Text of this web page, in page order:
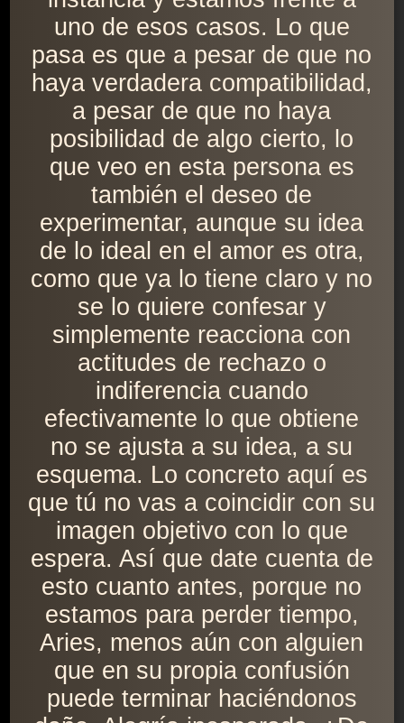
uno de esos casos. Lo que
pasa es que a pesar de que no
haya verdadera compatibilidad,
a pesar de que no haya
posibilidad de algo cierto, lo
que veo en esta persona es
también el deseo de
experimentar, aunque su idea
de lo ideal en el amor es otra,
como que ya lo tiene claro y no
se lo quiere confesar y
simplemente reacciona con
actitudes de rechazo o
indiferencia cuando
efectivamente lo que obtiene
no se ajusta a su idea, a su
esquema. Lo concreto aquí es
que tú no vas a coincidir con su
imagen objetivo con lo que
espera. Así que date cuenta de
esto cuanto antes, porque no
estamos para perder tiempo,
Aries, menos aún con alguien
que en su propia confusión
puede terminar haciéndonos